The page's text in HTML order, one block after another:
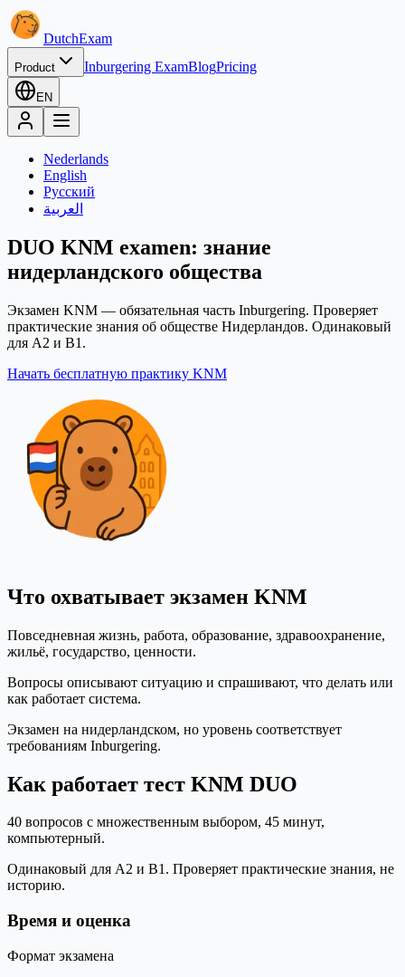
DutchExam
Product Inburgering ExamBlogPricing
EN
Nederlands
English
Русский
العربية
DUO KNM examen: знание
нидерландского общества
Экзамен KNM — обязательная часть Inburgering. Проверяет
практические знания об обществе Нидерландов. Одинаковый
для A2 и B1.
Начать бесплатную практику KNM
Что охватывает экзамен KNM
Повседневная жизнь, работа, образование, здравоохранение,
жильё, государство, ценности.
Вопросы описывают ситуацию и спрашивают, что делать или
как работает система.
Экзамен на нидерландском, но уровень соответствует
требованиям Inburgering.
Как работает тест KNM DUO
40 вопросов с множественным выбором, 45 минут,
компьютерный.
Одинаковый для A2 и B1. Проверяет практические знания, не
историю.
Время и оценка
Формат экзамена